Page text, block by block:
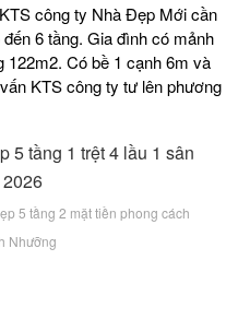
công ty Nhà Đẹp Mới cần
6 tầng. Gia đình có mảnh
122m2. Có bề 1 cạnh 6m và
KTS công ty tư lên phương
5 tầng 2 mặt tiền phong cách
Nhưỡng